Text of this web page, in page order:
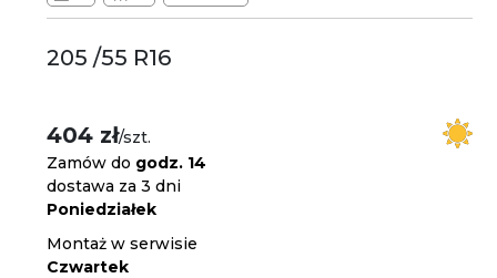
205 /55 R16
404 zł/szt.
Zamów do godz. 14
dostawa za 3 dni
Poniedziałek
Montaż w serwisie
Czwartek